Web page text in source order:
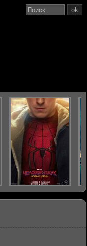
ok